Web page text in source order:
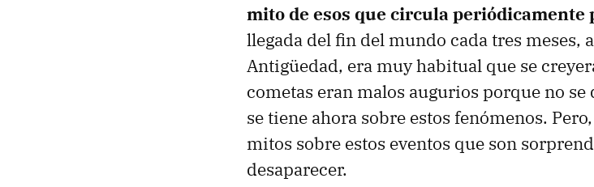
mito de esos que circula
llegada del fin del mundo cada tres meses,
Antigüedad, era muy habitual que se
cometas eran malos augurios porque no
se tiene ahora sobre estos fenómenos.
mitos sobre estos eventos que son
desaparecer.